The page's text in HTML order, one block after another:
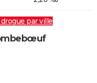
par ville